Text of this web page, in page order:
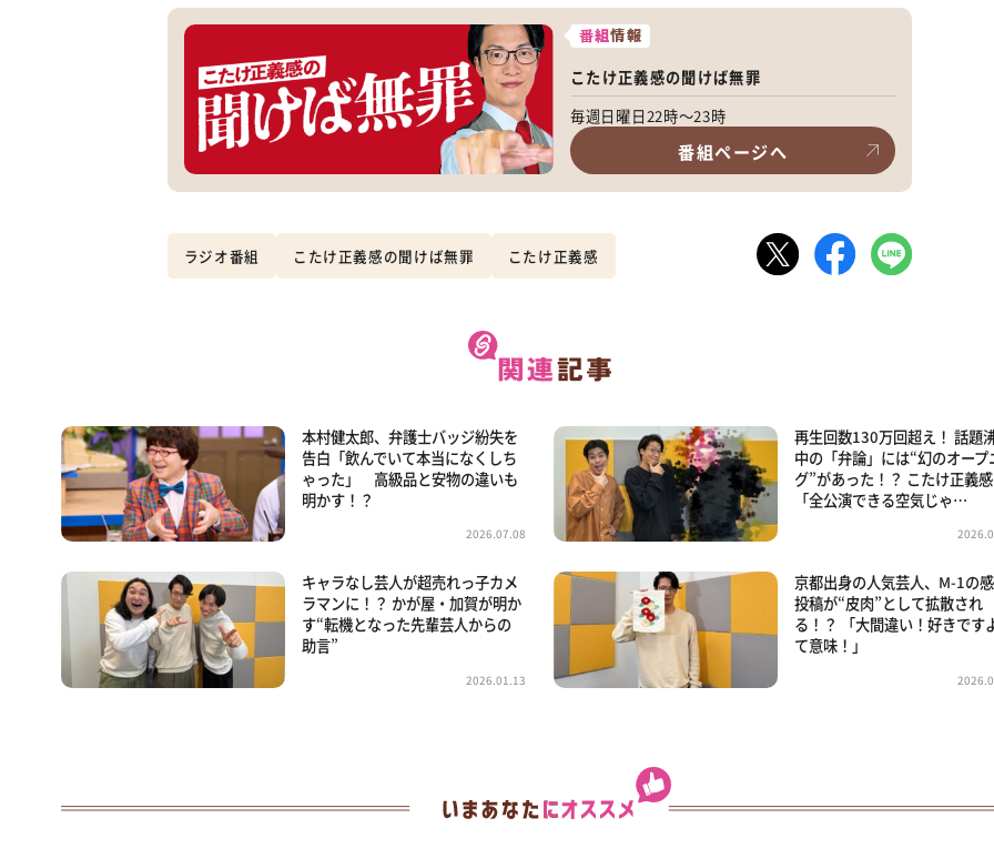
番組情報
こたけ正義感の聞けば無罪
毎週日曜日22時～23時
番組ページへ
ラジオ番組 こたけ正義感の聞けば無罪 こたけ正義感
本村健太郎、弁護士バッジ紛失を
告白「飲んでいて本当になくしち
ゃった」 高級品と安物の違いも
明かす！？
2026.07.08
再生回数130万回超え！ 話題
中の「弁論」には“幻のオープ
グ”があった！？ こたけ正義感
「全公演できる空気じゃ…
キャラなし芸人が超売れっ子カメ
ラマンに！？ かが屋・加賀が明か
す“転機となった先輩芸人からの
助言”
2026.01.13
京都出身の人気芸人、M-1の
投稿が“皮肉”として拡散され
る！？ 「大間違い！好きです
て意味！」